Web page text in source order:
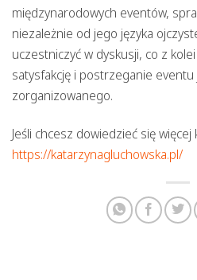
międzynarodowych eventów,
niezależnie od jego języka
uczestniczyć w dyskusji, co z
satysfakcję i postrzeganie
zorganizowanego.
Jeśli chcesz dowiedzieć się więcej
https://katarzynagluchowska.pl/